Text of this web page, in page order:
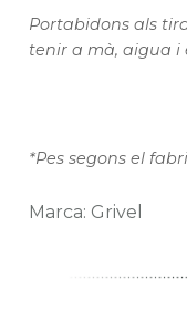
Marca: Grivel
Portabidons als
tenir a mà, aigua i
*Pes segons el